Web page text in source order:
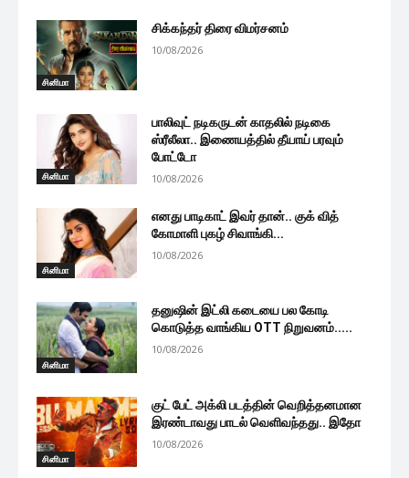
சினிமா
சிக்கந்தர் திரை விமர்சனம்
10/08/2026
சினிமா
பாலிவுட் நடிகருடன் காதலில் நடிகை
ஸ்ரீலீலா.. இணையத்தில் தீயாய் பரவும்
போட்டோ
10/08/2026
சினிமா
எனது பாடிகாட் இவர் தான்.. குக் வித்
கோமாளி புகழ் சிவாங்கி...
10/08/2026
சினிமா
தனுஷின் இட்லி கடையை பல கோடி
கொடுத்த வாங்கிய OTT நிறுவனம்.....
10/08/2026
சினிமா
குட் பேட் அக்லி படத்தின் வெறித்தனமான
இரண்டாவது பாடல் வெளிவந்தது.. இதோ
10/08/2026